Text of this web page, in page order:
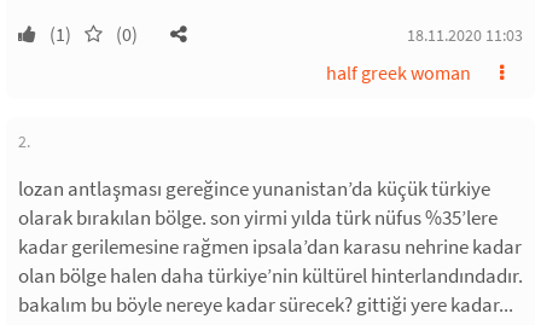
(1) (0) 18.11.2020 11:03
half greek woman
2.
lozan antlaşması gereğince yunanistan’da küçük türkiye
olarak bırakılan bölge. son yirmi yılda türk nüfus %35’lere
kadar gerilemesine rağmen ipsala’dan karasu nehrine kadar
olan bölge halen daha türkiye’nin kültürel hinterlandındadır.
bakalım bu böyle nereye kadar sürecek? gittiği yere kadar...